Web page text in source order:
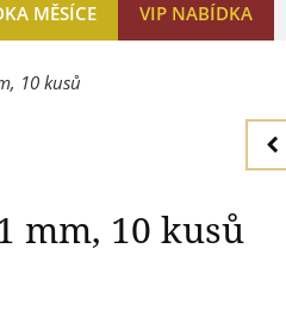
MĚSÍCE VIP NABÍDKA
10 kusů
mm, 10 kusů